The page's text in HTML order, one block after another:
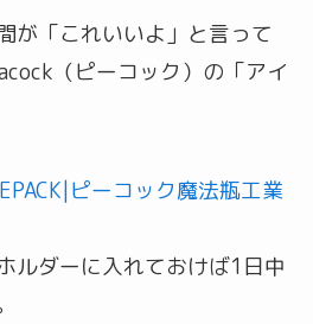
が「これいいよ」と言って
（ピーコック）の「アイ
ピーコック魔法瓶工業
ルダーに入れておけば1日中